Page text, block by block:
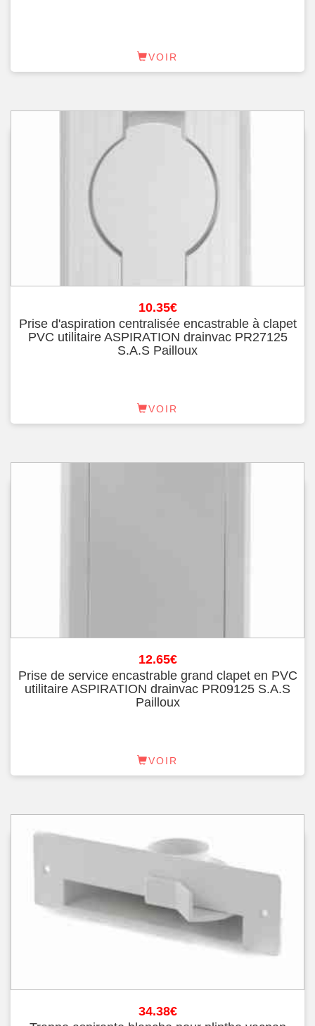
VOIR
10.35€
Prise d'aspiration centralisée encastrable à clapet
PVC utilitaire ASPIRATION drainvac PR27125
S.A.S Pailloux
VOIR
12.65€
Prise de service encastrable grand clapet en PVC
utilitaire ASPIRATION drainvac PR09125 S.A.S
Pailloux
VOIR
34.38€